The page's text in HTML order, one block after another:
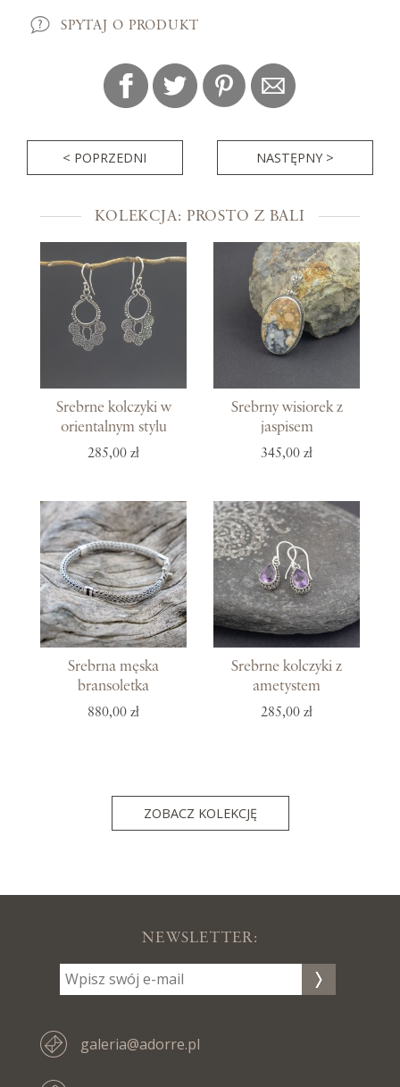
SPYTAJ O PRODUKT
< POPRZEDNI NASTĘPNY >
KOLEKCJA: PROSTO Z BALI
Srebrne kolczyki w
orientalnym stylu
285,00 zł
Srebrny wisiorek z
jaspisem
345,00 zł
Srebrna męska
bransoletka
880,00 zł
Srebrne kolczyki z
ametystem
285,00 zł
ZOBACZ KOLEKCJĘ
NEWSLETTER:
galeria@adorre.pl